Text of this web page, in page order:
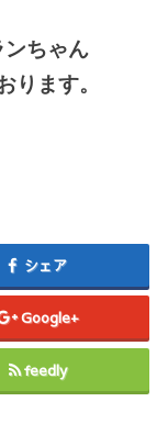
ちゃん
ります。
シェア
Google+
feedly